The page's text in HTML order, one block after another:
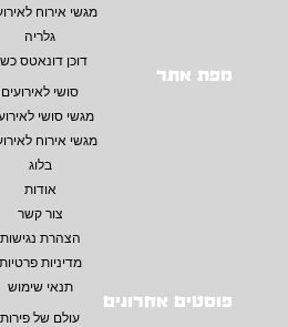
מגשי אירוח לאירועים
גלריה
דוכן דונאטס כשר
פוסטים אחרונים
עולם של פירות
מפת אתר
סושי לאירועים
מגשי סושי לאירועים
מגשי אירוח לאירועים
בלוג
אודות
צור קשר
הצהרת נגישות
מדיניות פרטיות
תנאי שימוש